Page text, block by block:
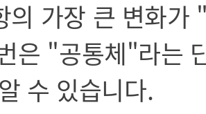
의 가장 큰 변화
은 "공통체"라는
수 있습니다.